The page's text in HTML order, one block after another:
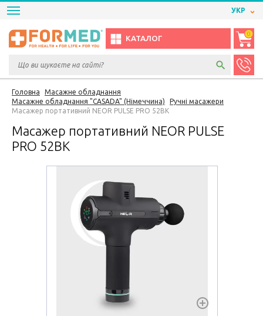
УКР
КАТАЛОГ
0
Головна
Масажне обладнання
Масажне обладнання "CASADA" (Німеччина)
Ручні масажери
Масажер портативний NEOR PULSE PRO 52BK
Масажер портативний NEOR PULSE
PRO 52BK